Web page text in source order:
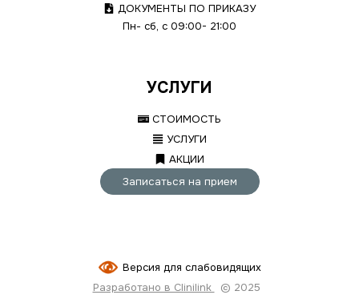
ДОКУМЕНТЫ ПО ПРИКАЗУ
Пн- сб, с 09:00- 21:00
УСЛУГИ
СТОИМОСТЬ
УСЛУГИ
АКЦИИ
Записаться на прием
Версия для слабовидящих
Разработано в Clinilink
© 2025